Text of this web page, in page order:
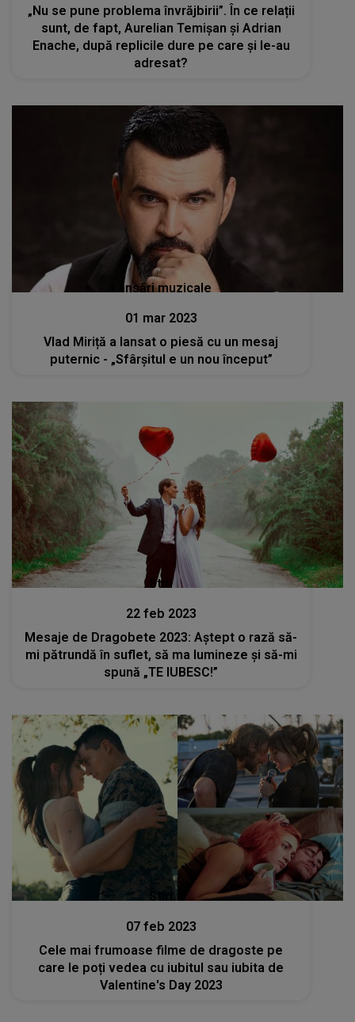
„Nu se pune problema învrăjbirii”. În ce relații
sunt, de fapt, Aurelian Temișan și Adrian
Enache, după replicile dure pe care și le-au
adresat?
Lansări muzicale
01 mar 2023
Vlad Miriță a lansat o piesă cu un mesaj
puternic - „Sfârșitul e un nou început”
Stiri
22 feb 2023
Mesaje de Dragobete 2023: Aștept o rază să-
mi pătrundă în suflet, să ma lumineze și să-mi
spună „TE IUBESC!”
07 feb 2023
Cele mai frumoase filme de dragoste pe
care le poți vedea cu iubitul sau iubita de
Valentine's Day 2023